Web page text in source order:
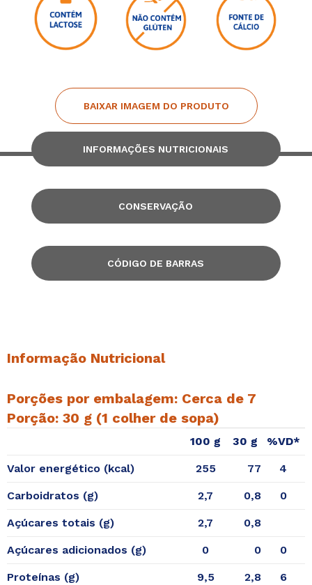
BAIXAR IMAGEM DO PRODUTO
INFORMAÇÕES NUTRICIONAIS
CONSERVAÇÃO
CÓDIGO DE BARRAS
Informação Nutricional
Porções por embalagem: Cerca de 7
Porção: 30 g (1 colher de sopa)
100 g 30 g %VD*
Valor energético (kcal) 255 77 4
Carboidratos (g) 2,7 0,8 0
Açúcares totais (g) 2,7 0,8
Açúcares adicionados (g) 0 0 0
Proteínas (g) 9,5 2,8 6